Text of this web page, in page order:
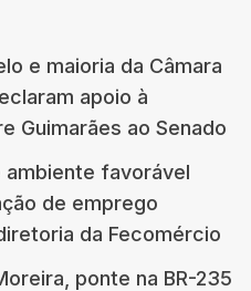
e maioria da Câmara
apoio à
Guimarães ao Senado
favorável
de emprego
da Fecomércio
ponte na BR-235